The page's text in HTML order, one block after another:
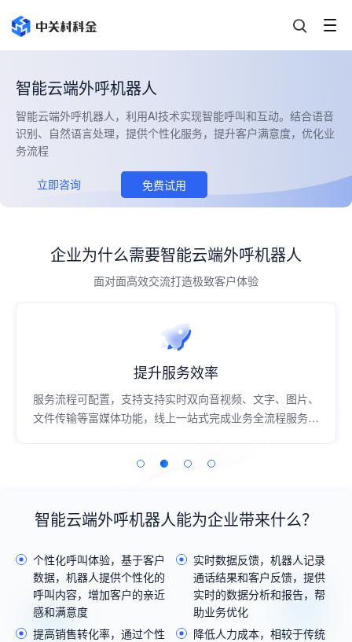
智能云端外呼机器人
智能云端外呼机器人，利用AI技术实现智能呼叫和互动。结合语音
识别、自然语言处理，提供个性化服务，提升客户满意度，优化业
务流程
立即咨询 免费试用
企业为什么需要智能云端外呼机器人
面对面高效交流打造极致客户体验
提升服务效率
服务流程可配置，支持支持实时双向音视频、文字、图片、
文件传输等富媒体功能，线上一站式完成业务全流程服务，
智能云端外呼机器人能为企业带来什么？
个性化呼叫体验，基于客户
数据，机器人提供个性化的
呼叫内容，增加客户的亲近
感和满意度
实时数据反馈，机器人记录
通话结果和客户反馈，提供
实时的数据分析和报告，帮
助业务优化
提高销售转化率，通过个性
降低人力成本，相较于传统